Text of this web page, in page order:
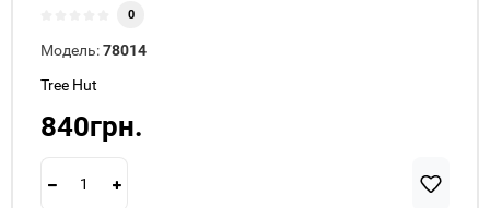
0
Модель:78014
Tree Hut
840грн.